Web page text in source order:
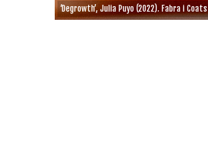
‘Degrowth’, Julia Puyo (2022). Fabra i Coats